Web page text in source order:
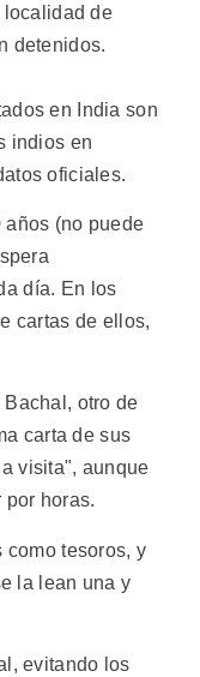
localidad de
detenidos.
en India son
indios en
oficiales.
(no puede
día. En los
cartas de ellos,
otro de
carta de sus
visita", aunque
horas.
como tesoros, y
la lean una y
evitando los